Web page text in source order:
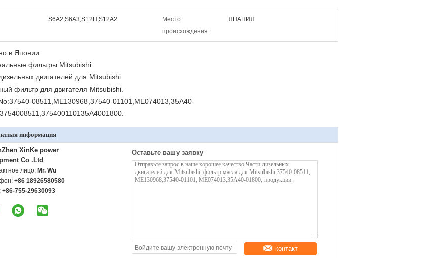
S6A2,S6A3,S12H,S12A2
Место
происхождения:
ЯПАНИЯ
в Японии.
фильтры Mitsubishi.
двигателей для Mitsubishi.
фильтр для двигателя Mitsubishi.
08511,ME130968,37540-01101,ME074013,35A40-
информация
XinKe power
Co .Ltd
лицо: Mr. Wu
+86 18926580580
+86-755-29630093
Оставьте вашу заявку
контакт